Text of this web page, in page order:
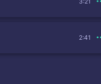
2:41